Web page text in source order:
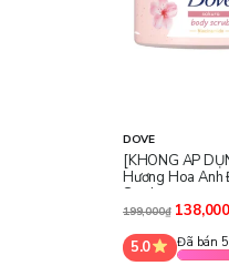
DOVE
[KHÔNG ÁP
Hương Hoa
Scrub
199,000₫
5.0 Đã bán